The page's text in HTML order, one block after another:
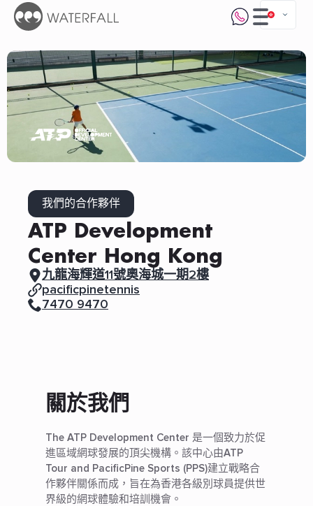
我們的合作夥伴
ATP Development
Center Hong Kong
九龍海輝道11號奧海城一期2樓
pacificpinetennis
7470 9470
關於我們
The ATP Development Center 是一個致力於促
進區域網球發展的頂尖機構。該中心由ATP
Tour and PacificPine Sports (PPS)建立戰略合
作夥伴關係而成，旨在為香港各級別球員提供世
界級的網球體驗和培訓機會。